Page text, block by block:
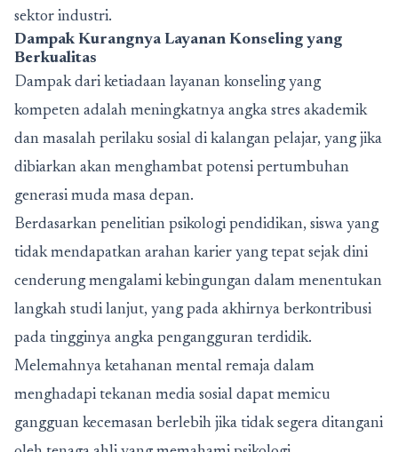
sektor industri.
Dampak Kurangnya Layanan Konseling yang
Berkualitas
Dampak dari ketiadaan layanan konseling yang
kompeten adalah meningkatnya angka stres akademik
dan masalah perilaku sosial di kalangan pelajar, yang jika
dibiarkan akan menghambat potensi pertumbuhan
generasi muda masa depan.
Berdasarkan penelitian psikologi pendidikan, siswa yang
tidak mendapatkan arahan karier yang tepat sejak dini
cenderung mengalami kebingungan dalam menentukan
langkah studi lanjut, yang pada akhirnya berkontribusi
pada tingginya angka pengangguran terdidik.
Melemahnya ketahanan mental remaja dalam
menghadapi tekanan media sosial dapat memicu
gangguan kecemasan berlebih jika tidak segera ditangani